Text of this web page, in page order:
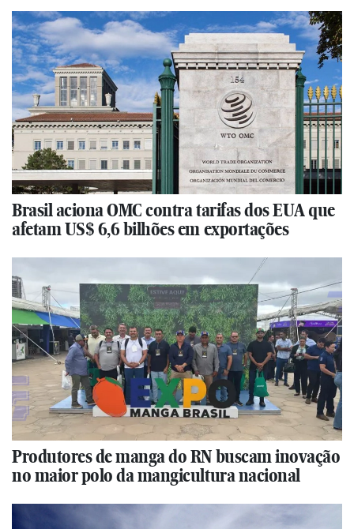
Brasil aciona OMC contra tarifas dos EUA que
afetam US$ 6,6 bilhões em exportações
Produtores de manga do RN buscam inovação
no maior polo da mangicultura nacional